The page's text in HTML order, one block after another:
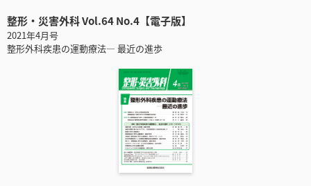
整形・災害外科 Vol.64 No.4【電子版】
2021年4月号
整形外科疾患の運動療法― 最近の進歩